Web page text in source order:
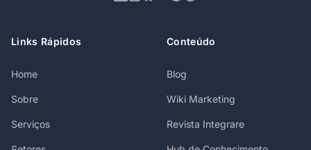
Links Rápidos
Home
Sobre
Serviços
Conteúdo
Blog
Wiki Marketing
Revista Integrare